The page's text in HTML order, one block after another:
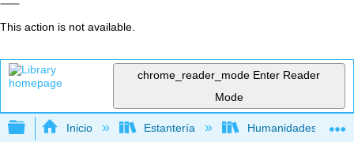
This action is not available.
chrome_reader_mode Enter Reader
Mode
Expandir/contraer jerarquía global
Inicio Estantería Humanidades